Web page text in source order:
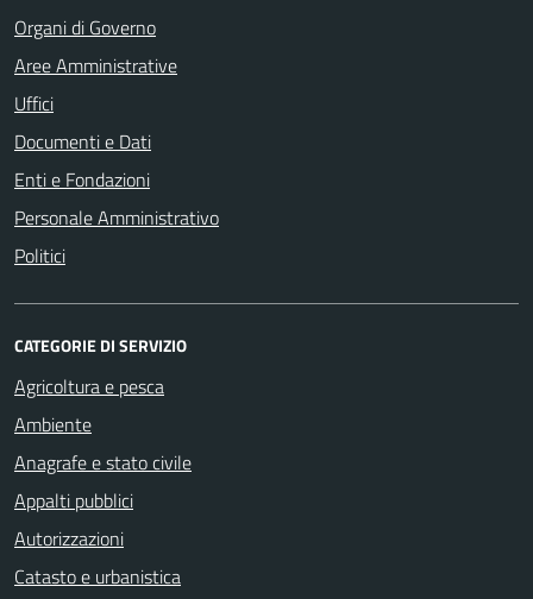
Organi di Governo
Aree Amministrative
Uffici
Documenti e Dati
Enti e Fondazioni
Personale Amministrativo
Politici
CATEGORIE DI SERVIZIO
Agricoltura e pesca
Ambiente
Anagrafe e stato civile
Appalti pubblici
Autorizzazioni
Catasto e urbanistica